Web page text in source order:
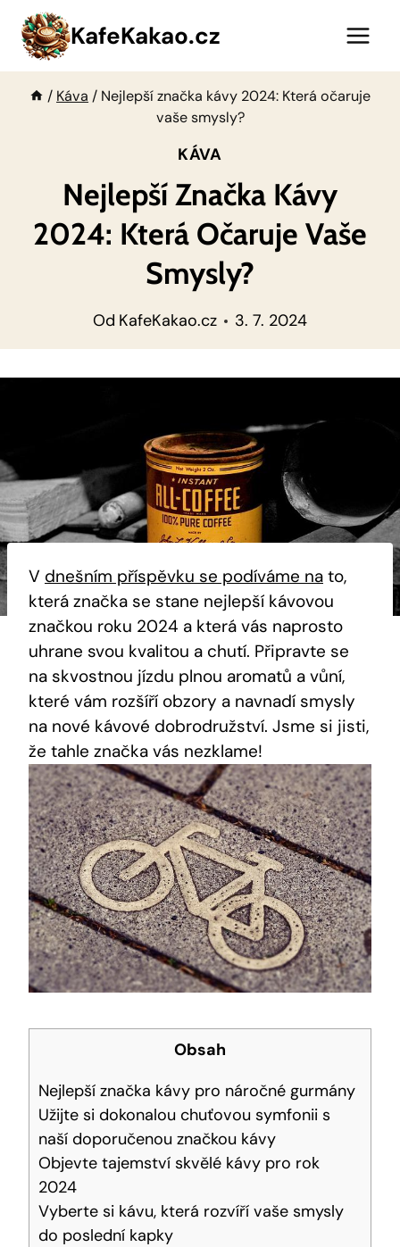
Přeskočit
obsah
KafeKakao.cz
/ Káva / Nejlepší značka kávy 2024: Která očaruje
vaše smysly?
KÁVA
Nejlepší Značka Kávy
2024: Která Očaruje Vaše
Smysly?
Od KafeKakao.cz 3. 7. 2024
V dnešním příspěvku se⁣ podíváme na to,
která ⁤značka se stane nejlepší kávovou
značkou roku 2024 a která vás naprosto
uhrane svou kvalitou a chutí. Připravte se
na skvostnou ⁤jízdu⁣ plnou aromatů a vůní,
které‍ vám rozšíří obzory ⁢a⁣ navnadí ‍smysly‍
na⁤ nové kávové dobrodružství. Jsme si jisti,
že tahle⁢ značka vás nezklame!
Obsah
Nejlepší značka ​kávy pro náročné gurmány
Užijte si dokonalou chuťovou symfonii s⁢
naší doporučenou ‌značkou kávy
Objevte tajemství skvělé kávy pro‍ rok
2024
Vyberte si kávu, která‌ rozvíří vaše smysly
do poslední kapky